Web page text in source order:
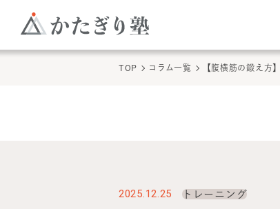
TOP コラム一覧 【腹横筋の鍛え方
2025.12.25 トレーニング